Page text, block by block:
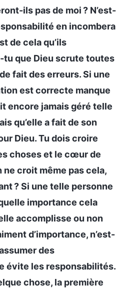
ils pas de moi ? N’est-
en incombera
de cela qu’ils
tu que Dieu scrute toutes
fait des erreurs. Si une
est correcte manque
encore jamais géré telle
qu’elle a fait de son
Dieu. Tu dois croire
choses et le cœur de
ne croit même pas cela,
? Si une telle personne
importance cela
accomplisse ou non
d’importance, n’est-
des
évite les responsabilités.
chose, la première